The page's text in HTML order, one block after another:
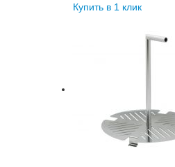
Купить в 1 клик